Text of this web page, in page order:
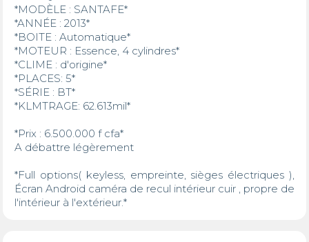
*MODÈLE : SANTAFE*
*ANNÉE : 2013*
*BOITE : Automatique*
*MOTEUR : Essence, 4 cylindres*
*CLIME : d'origine*
*PLACES: 5*
*SÉRIE : BT*
*KLMTRAGE: 62.613mil*
*Prix : 6.500.000 f cfa*
A débattre légèrement
*Full options( keyless, empreinte, sièges électriques ),
Écran Android caméra de recul intérieur cuir , propre de
l'intérieur à l'extérieur.*